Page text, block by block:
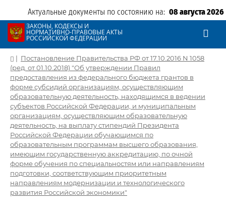
Актуальные документы по состоянию на: 08 августа 2026
ЗАКОНЫ, КОДЕКСЫ И
НОРМАТИВНО-ПРАВОВЫЕ АКТЫ
РОССИЙСКОЙ ФЕДЕРАЦИИ
| Постановление Правительства РФ от 17.10.2016 N 1058
(ред. от 01.10.2018) "Об утверждении Правил
предоставления из федерального бюджета грантов в
форме субсидий организациям, осуществляющим
образовательную деятельность, находящимся в ведении
субъектов Российской Федерации, и муниципальным
организациям, осуществляющим образовательную
деятельность, на выплату стипендий Президента
Российской Федерации обучающимся по
образовательным программам высшего образования,
имеющим государственную аккредитацию, по очной
форме обучения по специальностям или направлениям
подготовки, соответствующим приоритетным
направлениям модернизации и технологического
развития Российской экономики"